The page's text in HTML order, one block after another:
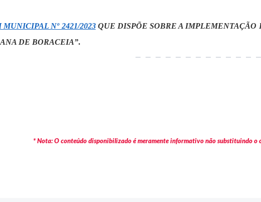
MUNICIPAL Nº 2421/2023QUE DISPÕE SOBRE A
DE BORACEIA”.
* Nota: O conteúdo disponibilizado é meramente informativo não substituindo